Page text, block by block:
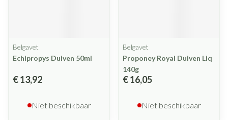
Belgavet
Echipropys Duiven 50ml
€ 13,92
Niet beschikbaar
Belgavet
Proponey Royal Duiven Liq
140g
€ 16,05
Niet beschikbaar